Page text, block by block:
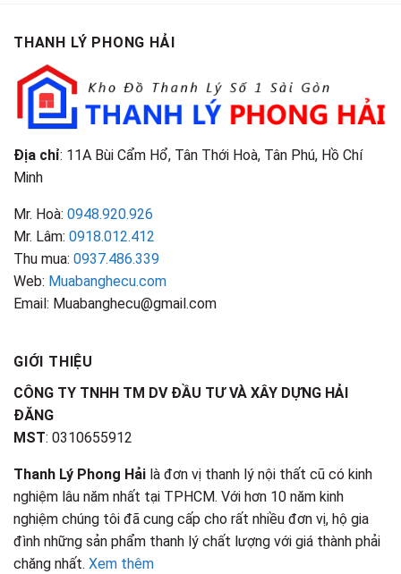
Điểm
Nhận
Biết
THANH LÝ PHONG HẢI
Địa chỉ: 11A Bùi Cẩm Hổ, Tân Thới Hoà, Tân Phú, Hồ Chí
Minh
Mr. Hoà: 0948.920.926
Mr. Lâm: 0918.012.412
Thu mua: 0937.486.339
Web: Muabanghecu.com
Email: Muabanghecu@gmail.com
GIỚI THIỆU
CÔNG TY TNHH TM DV ĐẦU TƯ VÀ XÂY DỰNG HẢI
ĐĂNG
MST: 0310655912
Thanh Lý Phong Hải là đơn vị thanh lý nội thất cũ có kinh
nghiệm lâu năm nhất tại TPHCM. Với hơn 10 năm kinh
nghiệm chúng tôi đã cung cấp cho rất nhiều đơn vị, hộ gia
đình những sản phẩm thanh lý chất lượng với giá thành phải
chăng nhất. Xem thêm